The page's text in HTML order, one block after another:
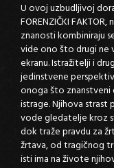
U ovoj uzbudljivoj
FORENZIČKI
znanosti kombiniraju
vide ono što drugi ne
ekranu. Istražitelji i
jedinstvene
onoga što
istrage. Njihova
vode gledatelje kroz
dok traže pravdu za
žrtava, od tragičnog
isti ima na živote